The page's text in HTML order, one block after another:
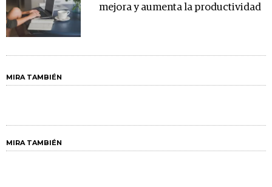
mejora y aumenta la productividad
MIRA TAMBIÉN
MIRA TAMBIÉN